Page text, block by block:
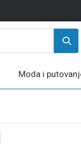
Moda i